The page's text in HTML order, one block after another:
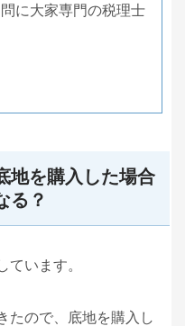
に大家専門の税理士
地を購入した場合
る？
ています。
たので、底地を購入し